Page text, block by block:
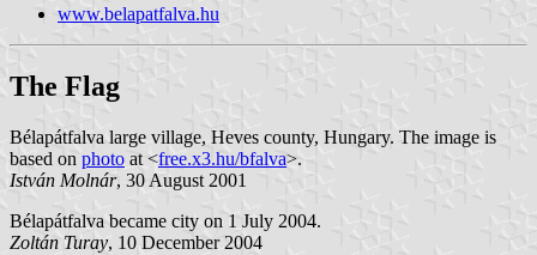
www.belapatfalva.hu
The Flag
Bélapátfalva large village, Heves county, Hungary. The image is
based on photo at <free.x3.hu/bfalva>.
István Molnár, 30 August 2001
Bélapátfalva became city on 1 July 2004.
Zoltán Turay, 10 December 2004